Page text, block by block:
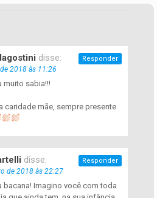
disse:
2018 às 11:26
muito sabia!!!
caridade mãe, sempre presente
Responder
disse:
de 2018 às 22:27
bacana! Imagino você com toda
Responder